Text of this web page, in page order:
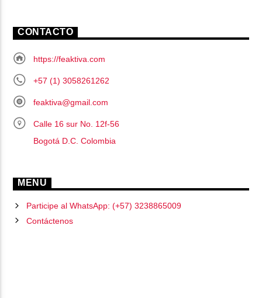
CONTACTO
https://feaktiva.com
+57 (1) 3058261262
feaktiva@gmail.com
Calle 16 sur No. 12f-56
Bogotá D.C. Colombia
MENU
Participe al WhatsApp: (+57) 3238865009
Contáctenos